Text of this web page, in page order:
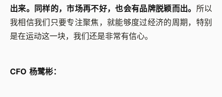
出来。同样的，市场再不好，也会有品牌脱颖而出。 所以
我相信我们只要专注聚焦，就能够度过经济的周期，特别
是在运动这一块，我们还是非常有信心。
CFO 杨鹭彬：